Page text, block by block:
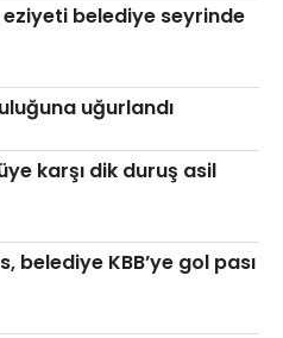
eziyeti belediye seyrinde
uğurlandı
karşı dik duruş asil
belediye KBB’ye gol pası